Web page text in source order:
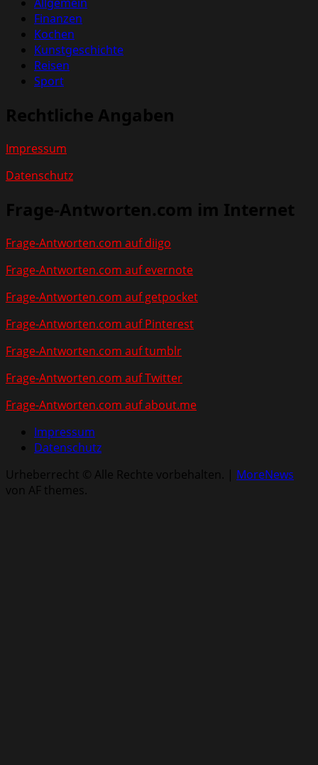
Finanzen
Kochen
Kunstgeschichte
Reisen
Sport
Rechtliche Angaben
Impressum
Datenschutz
Frage-Antworten.com im Internet
Frage-Antworten.com auf diigo
Frage-Antworten.com auf evernote
Frage-Antworten.com auf getpocket
Frage-Antworten.com auf Pinterest
Frage-Antworten.com auf tumblr
Frage-Antworten.com auf Twitter
Frage-Antworten.com auf about.me
Impressum
Datenschutz
Urheberrecht © Alle Rechte vorbehalten. | MoreNews
von AF themes.